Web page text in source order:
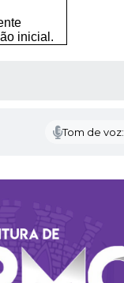
inicial.
Tom de voz: